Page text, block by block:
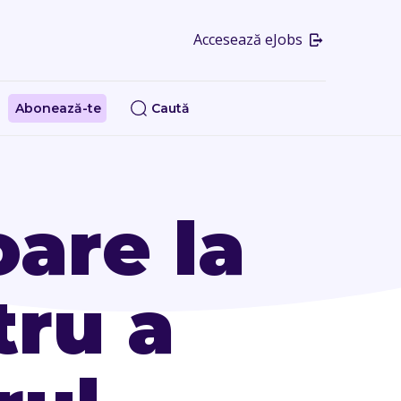
Accesează eJobs
Abonează-te Caută
la
a